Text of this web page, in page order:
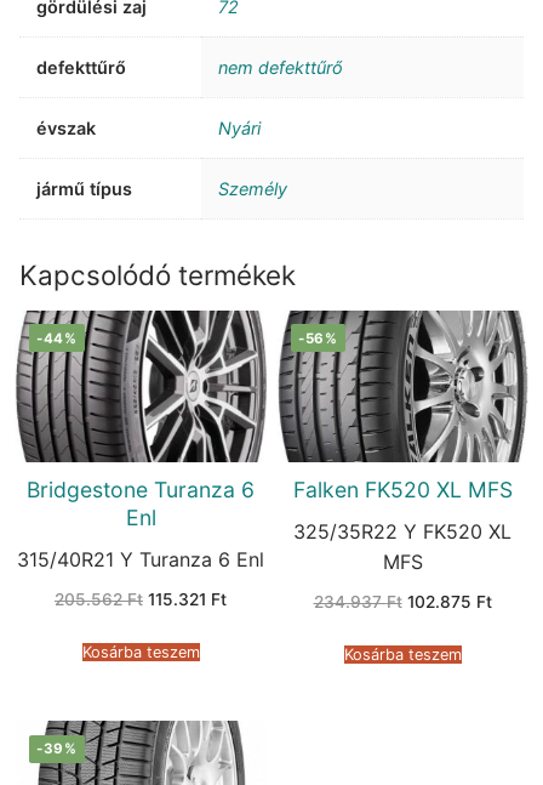
gördülési zaj 72
defekttűrő nem defekttűrő
évszak Nyári
jármű típus Személy
Kapcsolódó termékek
-44%
Bridgestone Turanza 6
Enl
315/40R21 Y Turanza 6 Enl
205.562Ft Original
205.562 Ft.
115.321 FtCurrent
Kosárba teszem
-56%
Falken FK520 XL MFS
325/35R22 Y FK520 XL
MFS
234.937Ft Original
234.937 Ft.
102.875 Ft
Kosárba teszem
-39%